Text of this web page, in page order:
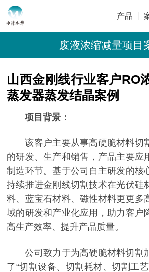
产品
废液浓缩减量项目
山西金刚线行业客户RO
蒸发器蒸发结晶案例
项目背景：
该客户主要从事高硬脆材料切
的研发、生产和销售，产品主要应
制造环节。基于公司自主研发的核
持续推进金刚线切割技术在光伏硅
料、蓝宝石材料、磁性材料更更多
域的研发和产业化应用，助力客户
高生产效率、提升产品质量。
公司致力于为高硬脆材料切割
了“切割设备、切割耗材、切割工